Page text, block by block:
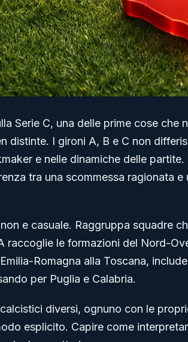
Serie C, una delle prime cose
distinte. I gironi A, B e C non
e nelle dinamiche delle
tra una scommessa ragionata
e casuale. Raggruppa squadre
raccoglie le formazioni del Nord-
Romagna alla Toscana,
per Puglia e Calabria.
diversi, ognuno con le
esplicito. Capire come